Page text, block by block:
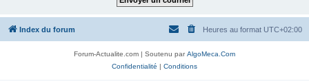
Index du forum Heures au format UTC+02:00
Forum-Actualite.com | Soutenu parAlgoMeca.Com
Confidentialité | Conditions